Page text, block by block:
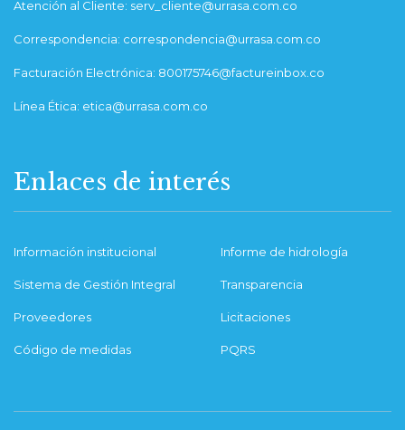
Atención al Cliente: serv_cliente@urrasa.com.co
Correspondencia: correspondencia@urrasa.com.co
Facturación Electrónica: 800175746@factureinbox.co
Línea Ética: etica@urrasa.com.co
Enlaces de interés
Información institucional Informe de hidrología
Sistema de Gestión Integral Transparencia
Proveedores Licitaciones
Código de medidas PQRS